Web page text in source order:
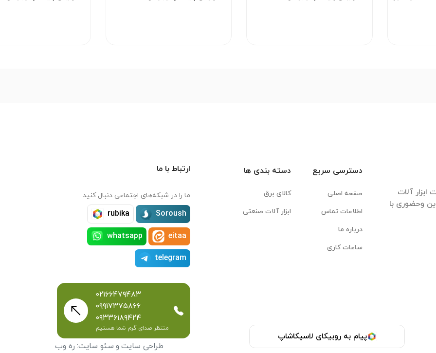
پیام به روبیکای لاسیکاشاپ
آلات
وحضوری با
دسترسی سریع
صفحه اصلی
اطلاعات تماس
درباره ما
ساعات کاری
دسته بندی ها
کالای برق
ابزار آلات صنعتی
ارتباط با ما
ما را در شبکه‌های اجتماعی دنبال کنید
Soroush
rubika
eitaa
whatsapp
telegram
۰۲۱۶۶۴۷۹۴۸۳
۰۹۹۱۷۳۷۵۸۶۶
۰۹۳۳۶۱۸۹۴۲۴
منتظر صدای گرم شما هستیم
طراحی سایت و سئو سایت: ره وب